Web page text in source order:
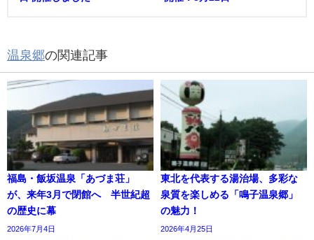
温泉郷の関連記事
福島・飯坂温泉「あづま荘」
が、来年3月で閉館へ 半世紀超
の歴史に幕
2026年7月4日
東北を代表する湯治場、多彩な
泉質を楽しめる「鳴子温泉郷」
の魅力！
2026年4月25日